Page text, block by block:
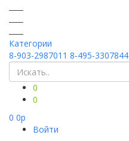
Категории
8-903-2987011 8-495-3307844
0
0
0 0p
Войти